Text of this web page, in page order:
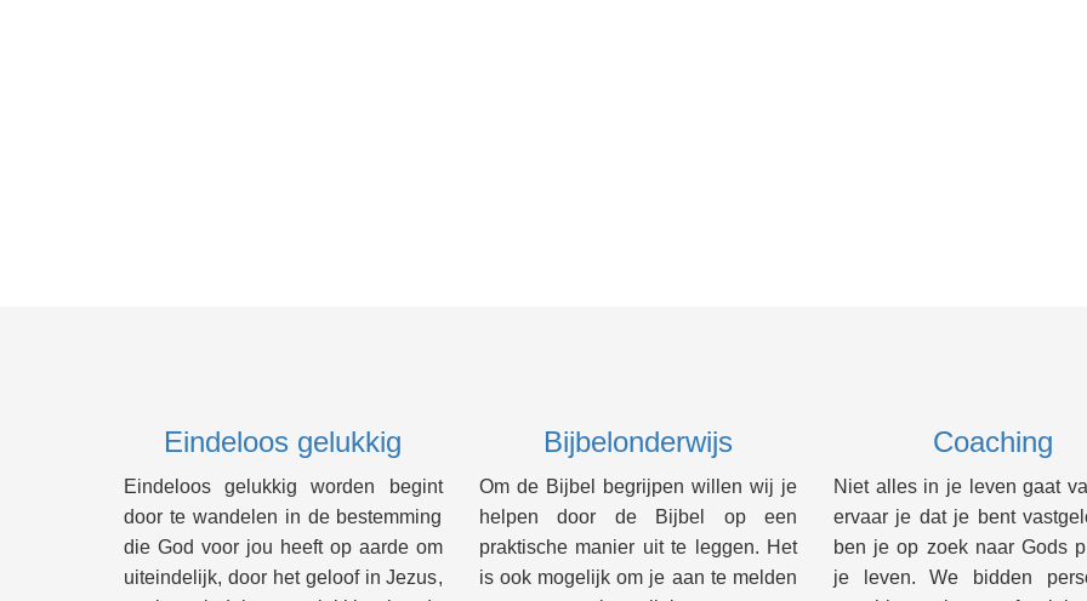
Eindeloos gelukkig
Eindeloos gelukkig worden begint
door te wandelen in de bestemming
die God voor jou heeft op aarde om
uiteindelijk, door het geloof in Jezus,
Bijbelonderwijs
Om de Bijbel begrijpen willen wij je
helpen door de Bijbel op een
praktische manier uit te leggen. Het
is ook mogelijk om je aan te melden
Coaching
Niet alles in je leven gaat
ervaar je dat je bent
ben je op zoek naar Gods
je leven. We bidden